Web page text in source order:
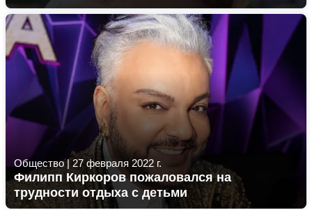
Общество| 27 февраля 2022 г.
Филипп Киркоров пожаловался на
трудности отдыха с детьми